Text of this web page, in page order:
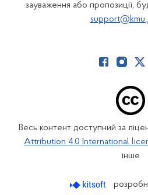
зауваження або пропозиції,
Весь контент доступний за
Attribution 4.0 International
інше